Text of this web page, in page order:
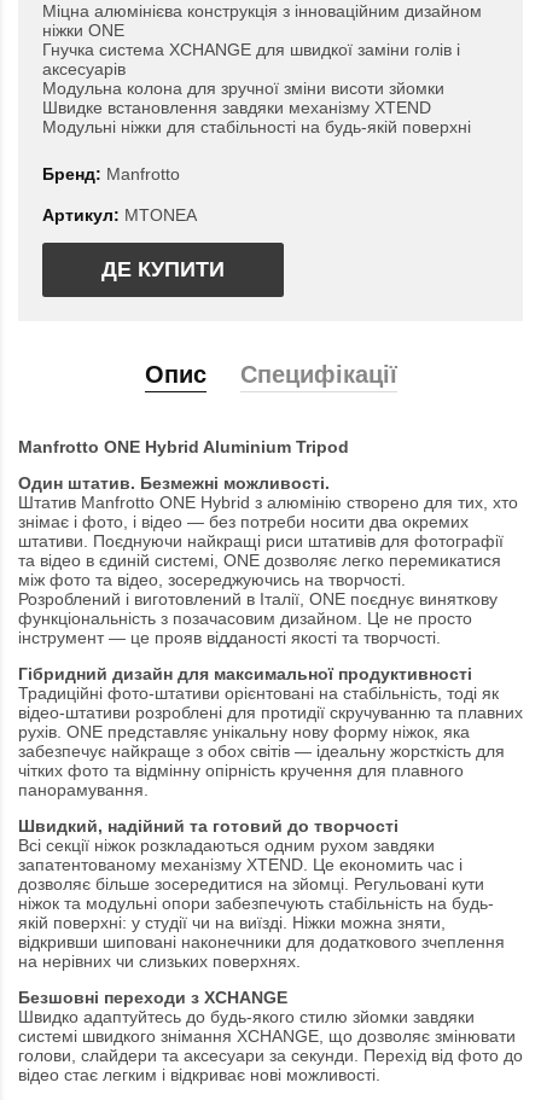
Міцна алюмінієва конструкція з інноваційним дизайном
ніжки ONE
Гнучка система XCHANGE для швидкої заміни голів і
аксесуарів
Модульна колона для зручної зміни висоти зйомки
Швидке встановлення завдяки механізму XTEND
Модульні ніжки для стабільності на будь-якій поверхні
Бренд: Manfrotto
Артикул: MTONEA
ДЕ КУПИТИ
Опис Специфікації
Manfrotto ONE Hybrid Aluminium Tripod
Один штатив. Безмежні можливості.
Штатив Manfrotto ONE Hybrid з алюмінію створено для тих, хто
знімає і фото, і відео — без потреби носити два окремих
штативи. Поєднуючи найкращі риси штативів для фотографії
та відео в єдиній системі, ONE дозволяє легко перемикатися
між фото та відео, зосереджуючись на творчості.
Розроблений і виготовлений в Італії, ONE поєднує виняткову
функціональність з позачасовим дизайном. Це не просто
інструмент — це прояв відданості якості та творчості.
Гібридний дизайн для максимальної продуктивності
Традиційні фото-штативи орієнтовані на стабільність, тоді як
відео-штативи розроблені для протидії скручуванню та плавних
рухів. ONE представляє унікальну нову форму ніжок, яка
забезпечує найкраще з обох світів — ідеальну жорсткість для
чітких фото та відмінну опірність кручення для плавного
панорамування.
Швидкий, надійний та готовий до творчості
Всі секції ніжок розкладаються одним рухом завдяки
запатентованому механізму XTEND. Це економить час і
дозволяє більше зосередитися на зйомці. Регульовані кути
ніжок та модульні опори забезпечують стабільність на будь-
якій поверхні: у студії чи на виїзді. Ніжки можна зняти,
відкривши шиповані наконечники для додаткового зчеплення
на нерівних чи слизьких поверхнях.
Безшовні переходи з XCHANGE
Швидко адаптуйтесь до будь-якого стилю зйомки завдяки
системі швидкого знімання XCHANGE, що дозволяє змінювати
голови, слайдери та аксесуари за секунди. Перехід від фото до
відео стає легким і відкриває нові можливості.